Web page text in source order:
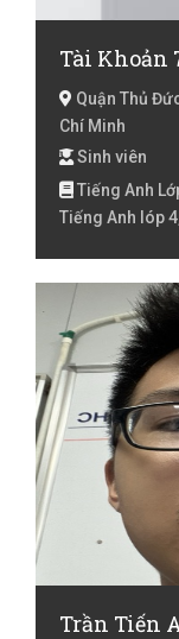
Tài Khoản
Quận Thủ
Chí Minh
Sinh viên
Tiếng Anh
Tiếng Anh lóp
lóp 4, Toán
Toán lớp 5,
10, Văn lớp 11,
8, Văn lớp 9
Trần Tiến